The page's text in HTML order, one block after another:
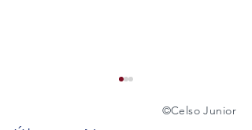
©️Celso Junior